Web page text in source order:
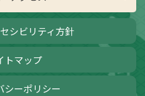
シビリティ方針
トマップ
シーポリシー